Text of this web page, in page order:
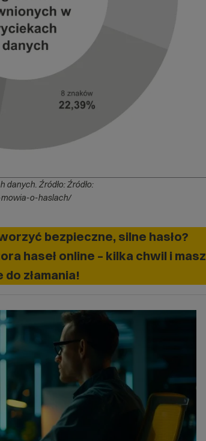
danych. Źródło: Źródło:
o-haslach/
bezpieczne, silne hasło?
haseł online – kilka chwil i masz
do złamania!